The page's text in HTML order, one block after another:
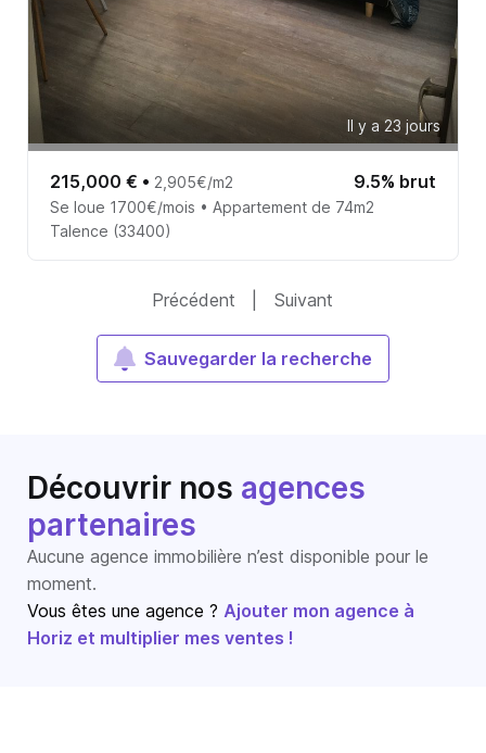
Il y a 23 jours
215,000 € • 2,905€/m2 9.5% brut
Se loue 1700€/mois • Appartement de 74m2
Talence (33400)
Précédent Suivant
Sauvegarder la recherche
Découvrir nos agences
partenaires
Aucune agence immobilière n’est disponible pour le
moment.
Vous êtes une agence ? Ajouter mon agence à
Horiz et multiplier mes ventes !